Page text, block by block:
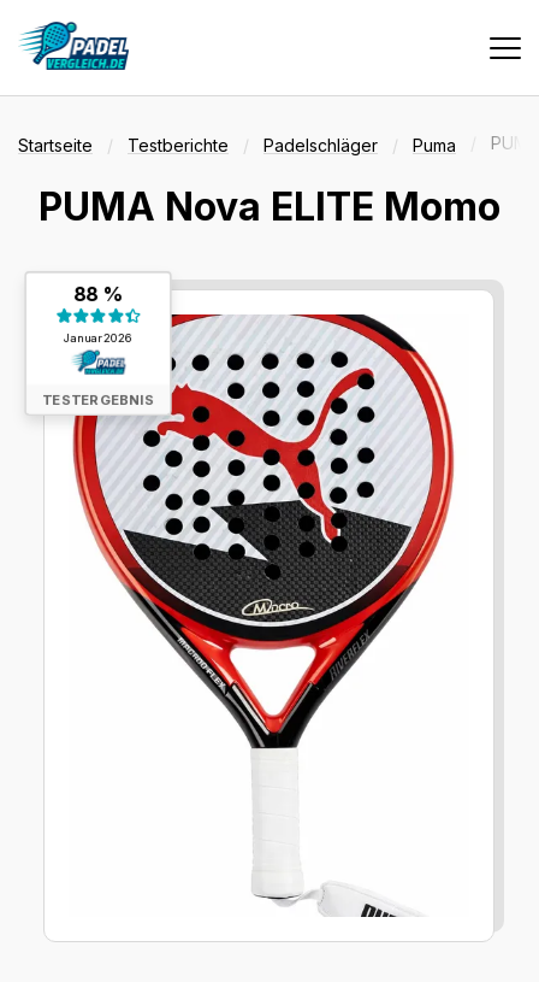
Vergleiche
Tests
Deals
Suche
Startseite Testberichte Padelschläger Puma
PUMA Nova ELITE Momo
88 %
Januar 2026
Testergebnis:
88 %
TESTERGEBNIS